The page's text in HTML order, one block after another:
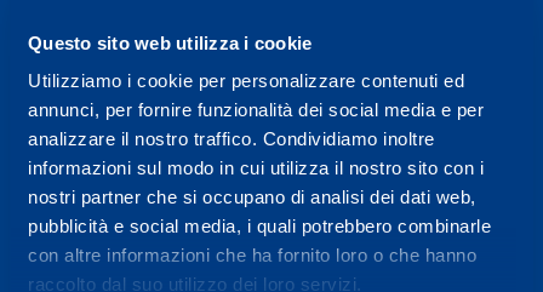
Questo sito web utilizza i cookie
Utilizziamo i cookie per personalizzare contenuti ed
annunci, per fornire funzionalità dei social media e per
analizzare il nostro traffico. Condividiamo inoltre
informazioni sul modo in cui utilizza il nostro sito con i
nostri partner che si occupano di analisi dei dati web,
pubblicità e social media, i quali potrebbero combinarle
con altre informazioni che ha fornito loro o che hanno
raccolto dal suo utilizzo dei loro servizi.
Service center for high
performance and well-
being.
More informations
Services